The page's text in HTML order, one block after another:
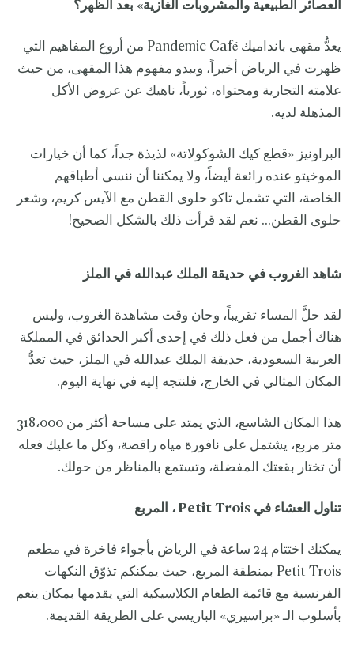
العصائر الطبيعية والمشروبات الغازية» بعد الظهر؟
يعدُّ مقهى بانداميك Pandemic Café من أروع المفاهيم التي
ظهرت في الرياض أخيراً، ويبدو مفهوم هذا المقهى، من حيث
علامته التجارية ومحتواه، ثورياً، ناهيك عن عروض الأكل
المذهلة لديه.
البراونيز «قطع كيك الشوكولاتة» لذيذة جداً، كما أن خيارات
الموخيتو عنده رائعة أيضاً، ولا يمكننا أن ننسى أطباقهم
الخاصة، التي تشمل تاكو حلوى القطن مع الآيس كريم، وشعر
حلوى القطن... نعم لقد قرأت ذلك بالشكل الصحيح!
شاهد الغروب في حديقة الملك عبدالله في الملز
لقد حلَّ المساء تقريباً، وحان وقت مشاهدة الغروب، وليس
هناك أجمل من فعل ذلك في إحدى أكبر الحدائق في المملكة
العربية السعودية، حديقة الملك عبدالله في الملز، حيث تعدُّ
المكان المثالي في الخارج، فلنتجه إليه في نهاية اليوم.
هذا المكان الشاسع، الذي يمتد على مساحة أكثر من 318،000
متر مربع، يشتمل على نافورة مياه راقصة، وكل ما عليك فعله
أن تختار بقعتك المفضلة، وتستمع بالمناظر من حولك.
تناول العشاء في ، المربع
يمكنك اختتام 24 ساعة في الرياض بأجواء فاخرة في مطعم
Petit Trois بمنطقة المربع، حيث يمكنكم تذوّق النكهات
الفرنسية مع قائمة الطعام الكلاسيكية التي يقدمها بمكان ينعم
بأسلوب الـ «براسيري» الباريسي على الطريقة القديمة.